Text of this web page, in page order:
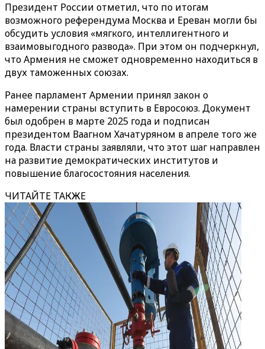
Президент России отметил, что по итогам
возможного референдума Москва и Ереван могли бы
обсудить условия «мягкого, интеллигентного и
взаимовыгодного развода». При этом он подчеркнул,
что Армения не сможет одновременно находиться в
двух таможенных союзах.
Ранее парламент Армении принял закон о
намерении страны вступить в Евросоюз. Документ
был одобрен в марте 2025 года и подписан
президентом Ваагном Хачатуряном в апреле того же
года. Власти страны заявляли, что этот шаг направлен
на развитие демократических институтов и
повышение благосостояния населения.
ЧИТАЙТЕ ТАКЖЕ